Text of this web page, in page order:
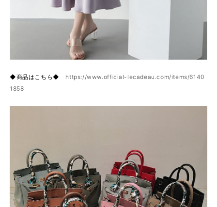
◆商品はこちら◆ https://www.official-lecadeau.com/items/6140
1858